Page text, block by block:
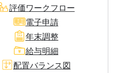
評価ワークフロー
電子申請
年末調整
給与明細
配置バランス図